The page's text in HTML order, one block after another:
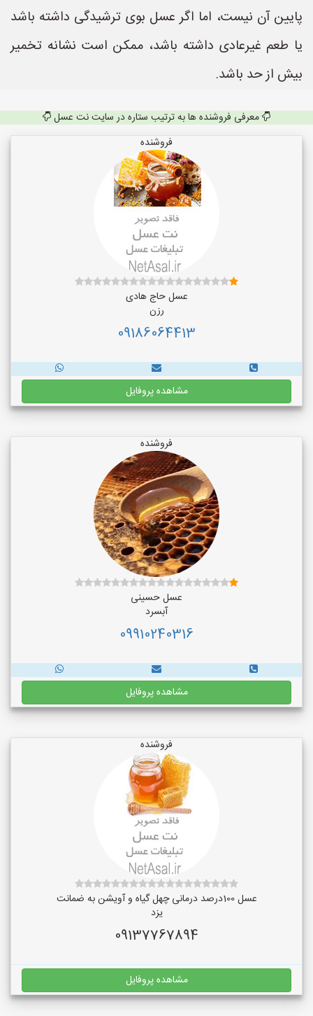
پایین آن نیست، اما اگر عسل بوی ترشیدگی داشته باشد
یا طعم غیرعادی داشته باشد، ممکن است نشانه تخمیر
بیش از حد باشد.
معرفی فروشنده ها به ترتیب ستاره در سایت نت عسل
فروشنده
عسل حاج هادی
رزن
09186064413
مشاهده پروفایل
فروشنده
عسل حسینی
آبسرد
09910240316
مشاهده پروفایل
فروشنده
عسل 100درصد درمانی چهل گیاه و آویشن به ضمانت
یزد
09137767894
مشاهده پروفایل